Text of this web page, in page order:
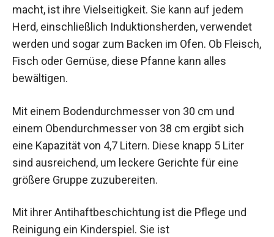
macht, ist ihre Vielseitigkeit. Sie kann auf jedem
Herd, einschließlich Induktionsherden, verwendet
werden und sogar zum Backen im Ofen. Ob Fleisch,
Fisch oder Gemüse, diese Pfanne kann alles
bewältigen.
Mit einem Bodendurchmesser von 30 cm und
einem Obendurchmesser von 38 cm ergibt sich
eine Kapazität von 4,7 Litern. Diese knapp 5 Liter
sind ausreichend, um leckere Gerichte für eine
größere Gruppe zuzubereiten.
Mit ihrer Antihaftbeschichtung ist die Pflege und
Reinigung ein Kinderspiel. Sie ist